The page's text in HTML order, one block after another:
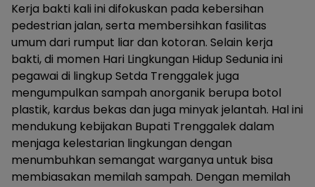
Kerja bakti kali ini difokuskan pada kebersihan
pedestrian jalan, serta membersihkan fasilitas
umum dari rumput liar dan kotoran. Selain kerja
bakti, di momen Hari Lingkungan Hidup Sedunia ini
pegawai di lingkup Setda Trenggalek juga
mengumpulkan sampah anorganik berupa botol
plastik, kardus bekas dan juga minyak jelantah. Hal ini
mendukung kebijakan Bupati Trenggalek dalam
menjaga kelestarian lingkungan dengan
menumbuhkan semangat warganya untuk bisa
membiasakan memilah sampah. Dengan memilah